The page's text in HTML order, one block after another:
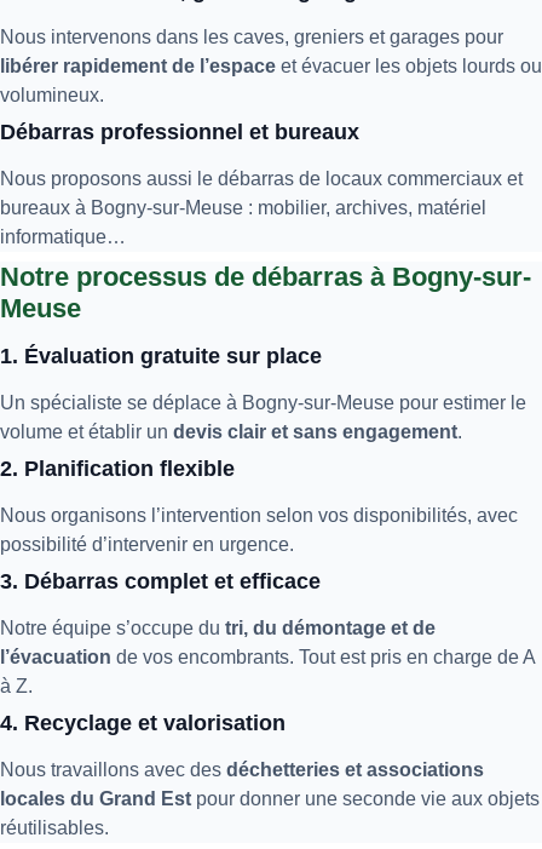
Nous intervenons dans les caves, greniers et garages pour
libérer rapidement de l’espace et évacuer les objets lourds ou
volumineux.
Débarras professionnel et bureaux
Nous proposons aussi le débarras de locaux commerciaux et
bureaux à Bogny-sur-Meuse : mobilier, archives, matériel
informatique…
Notre processus de débarras à Bogny-sur-
Meuse
1. Évaluation gratuite sur place
Un spécialiste se déplace à Bogny-sur-Meuse pour estimer le
volume et établir un devis clair et sans engagement.
2. Planification flexible
Nous organisons l’intervention selon vos disponibilités, avec
possibilité d’intervenir en urgence.
3. Débarras complet et efficace
Notre équipe s’occupe du tri, du démontage et de
l’évacuation de vos encombrants. Tout est pris en charge de A
à Z.
4. Recyclage et valorisation
Nous travaillons avec des déchetteries et associations
locales du Grand Est pour donner une seconde vie aux objets
réutilisables.